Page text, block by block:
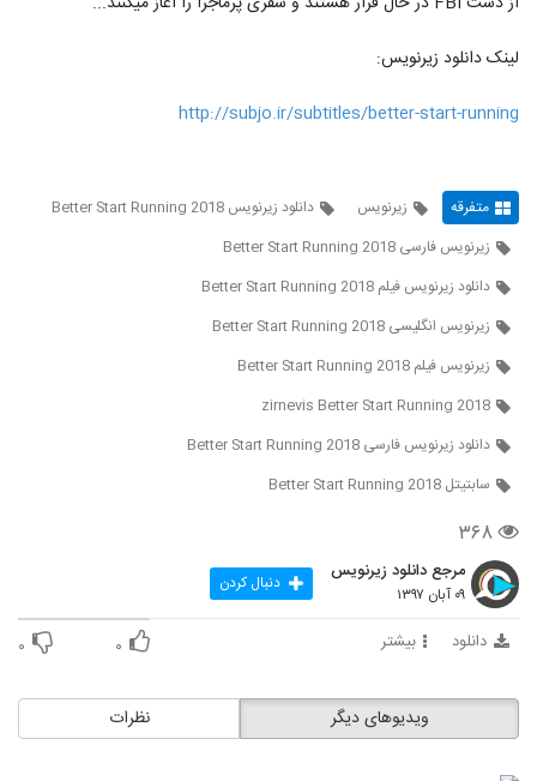
لینک دانلود زیرنویس:
http://subjo.ir/subtitles/better-start-running
متفرقه زیرنویس
دانلود زیرنویس Better Start Running 2018
زیرنویس فارسی Better Start Running 2018
دانلود زیرنویس فیلم Better Start Running 2018
زیرنویس انگلیسی Better Start Running 2018
زیرنویس فیلم Better Start Running 2018
zirnevis Better Start Running 2018
دانلود زیرنویس فارسی Better Start Running 2018
سابتیتل Better Start Running 2018
۳۶۸
مرجع دانلود زیرنویس
۰۹ آبان ۱۳۹۷ دنبال کردن
دانلود بیشتر ۰ ۰
نظرات ویدیوهای دیگر